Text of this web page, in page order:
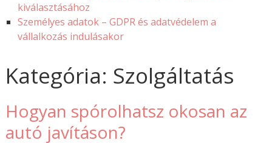
kiválasztásához
Személyes adatok – GDPR és adatvédelem a
vállalkozás indulásakor
Kategória: Szolgáltatás
Hogyan spórolhatsz okosan az
autó javításon?